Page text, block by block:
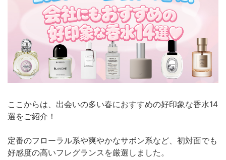
ここからは、出会いの多い春におすすめの好印象な香水14
選をご紹介！
定番のフローラル系や爽やかなサボン系など、初対面でも
好感度の高いフレグランスを厳選しました。